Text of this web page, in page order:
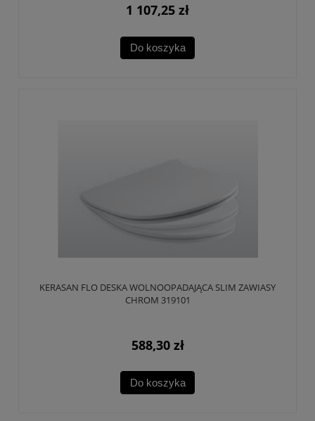
1 107,25 zł
Do koszyka
KERASAN FLO DESKA WOLNOOPADAJĄCA SLIM ZAWIASY
CHROM 319101
588,30 zł
Do koszyka